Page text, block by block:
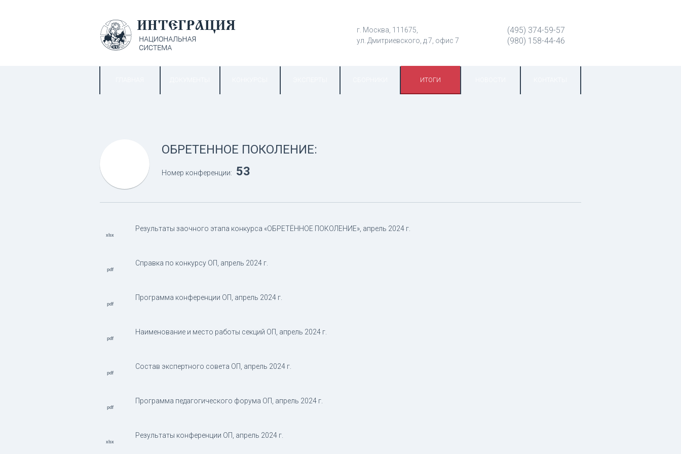
г. Москва, 111675,
ул. Дмитриевского, д.7, офис 7
(495) 374-59-57
(980) 158-44-46
ИТОГИ
ОБРЕТЕННОЕ ПОКОЛЕНИЕ:
Номер конференции: 53
Результаты заочного этапа конкурса «ОБРЕТЁННОЕ ПОКОЛЕНИЕ», апрель 2024 г.
Справка по конкурсу ОП, апрель 2024 г.
Программа конференции ОП, апрель 2024 г.
Наименование и место работы секций ОП, апрель 2024 г.
Состав экспертного совета ОП, апрель 2024 г.
Программа педагогического форума ОП, апрель 2024 г.
Результаты конференции ОП, апрель 2024 г.